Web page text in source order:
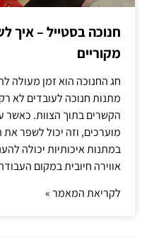
חנוכה בסטייל – איך
מקוריים
חג החנוכה הוא זמן מעולה
מתנות חנוכה לעובדים לא
הקשרים בתוך הצוות. כאשר
מוערכים, וזה יכול לשפר
במתנות איכותיות יכולה
אווירה חיובית במקום
לקריאת המאמר »